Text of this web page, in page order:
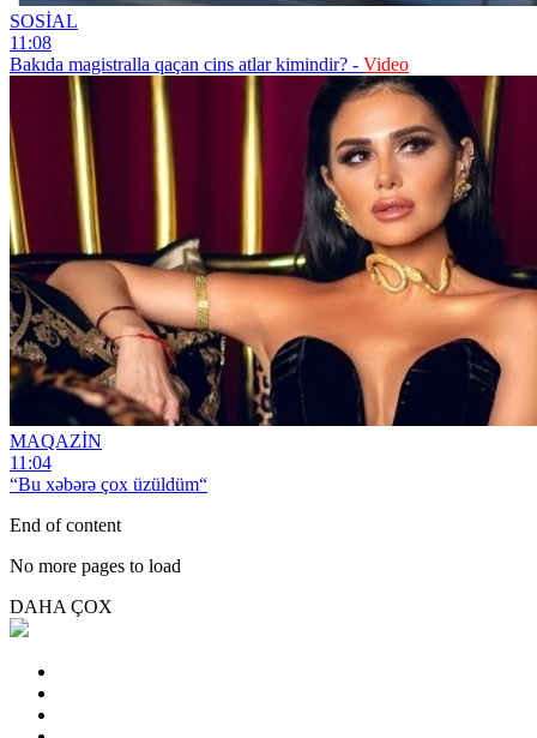
SOSİAL
11:08
Bakıda magistralla qaçan cins atlar kimindir? - Video
MAQAZİN
11:04
“Bu xəbərə çox üzüldüm“
End of content
No more pages to load
DAHA ÇOX